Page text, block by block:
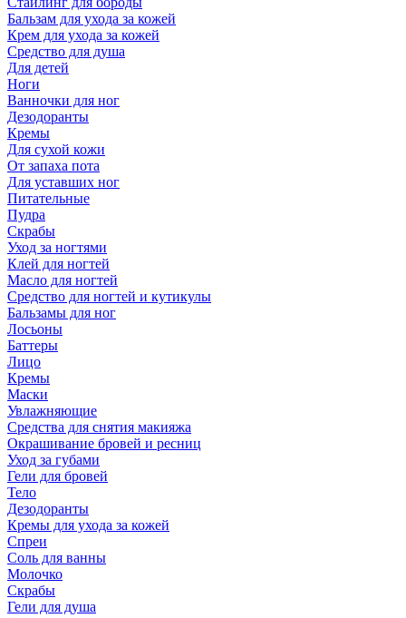
Бальзам для ухода за кожей
Крем для ухода за кожей
Средство для душа
Для детей
Ноги
Ванночки для ног
Дезодоранты
Кремы
Для сухой кожи
От запаха пота
Для уставших ног
Питательные
Пудра
Скрабы
Уход за ногтями
Клей для ногтей
Масло для ногтей
Средство для ногтей и кутикулы
Бальзамы для ног
Лосьоны
Баттеры
Лицо
Кремы
Маски
Увлажняющие
Средства для снятия макияжа
Окрашивание бровей и ресниц
Уход за губами
Гели для бровей
Тело
Дезодоранты
Кремы для ухода за кожей
Спреи
Соль для ванны
Молочко
Скрабы
Гели для душа